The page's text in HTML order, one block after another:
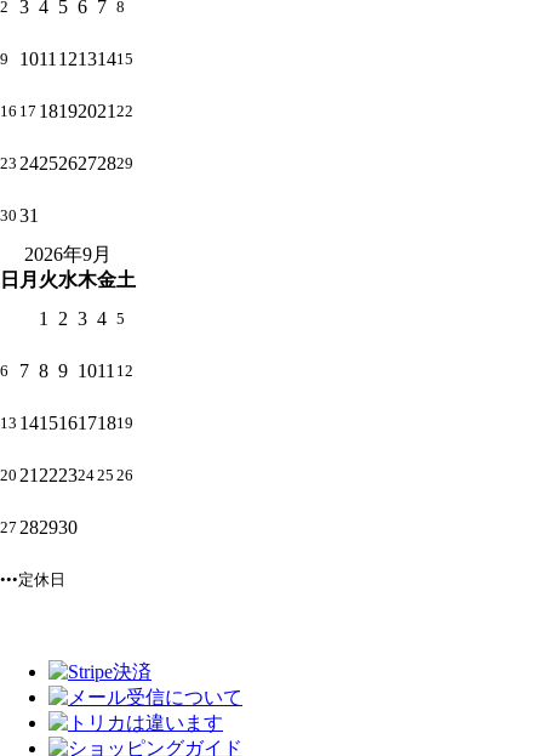
2 3 4 5 6 7 8
9 1011 12131415
16 17 18192021 22
23 242526272829
30 31
2026年9月
日 月 火水木金土
1
2 3 4 5
6 7 8 9 1011 12
13 141516171819
20 21 22232425 26
27 282930
•••定休日